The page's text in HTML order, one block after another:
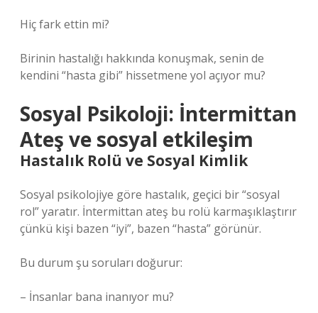
Hiç fark ettin mi?
Birinin hastalığı hakkında konuşmak, senin de
kendini “hasta gibi” hissetmene yol açıyor mu?
Sosyal Psikoloji: İntermittan
Ateş ve sosyal etkileşim
Hastalık Rolü ve Sosyal Kimlik
Sosyal psikolojiye göre hastalık, geçici bir “sosyal
rol” yaratır. İntermittan ateş bu rolü karmaşıklaştırır
çünkü kişi bazen “iyi”, bazen “hasta” görünür.
Bu durum şu soruları doğurur:
– İnsanlar bana inanıyor mu?